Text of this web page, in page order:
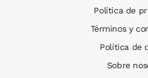
Política de
Términos y
Política de
Sobre